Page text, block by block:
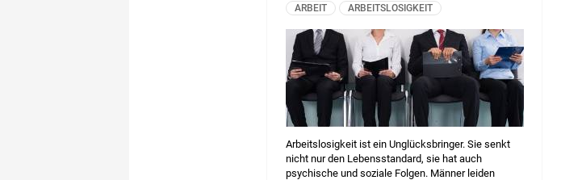
ARBEIT ARBEITSLOSIGKEIT
Arbeitslosigkeit ist ein Unglücksbringer. Sie senkt
nicht nur den Lebensstandard, sie hat auch
psychische und soziale Folgen. Männer leiden